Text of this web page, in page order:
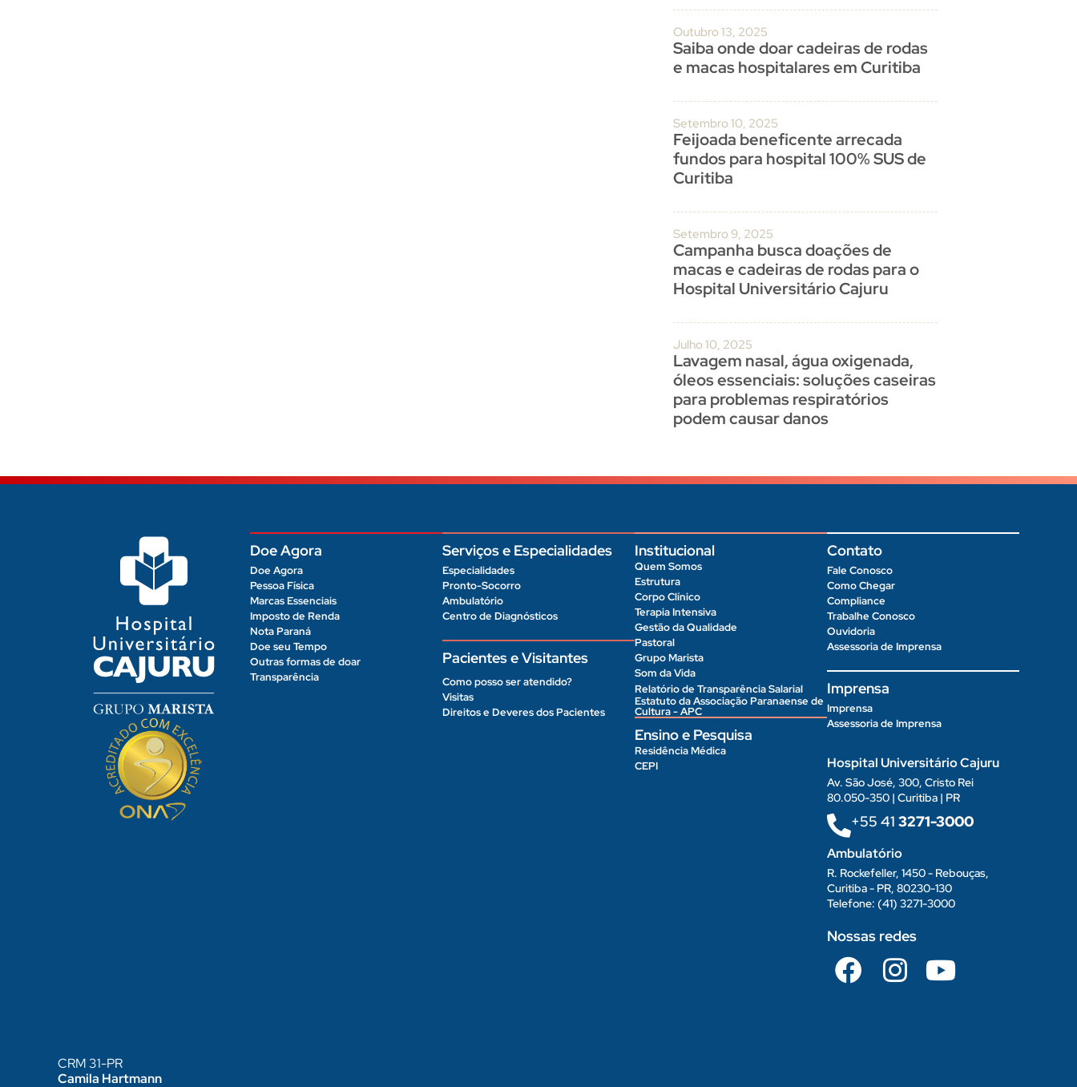
Outubro 13, 2025
Saiba onde doar cadeiras de rodas
e macas hospitalares em Curitiba
Setembro 10, 2025
Feijoada beneficente arrecada
fundos para hospital 100% SUS de
Curitiba
Setembro 9, 2025
Campanha busca doações de
macas e cadeiras de rodas para o
Hospital Universitário Cajuru
Julho 10, 2025
Lavagem nasal, água oxigenada,
óleos essenciais: soluções caseiras
para problemas respiratórios
podem causar danos
Doe Agora
Doe Agora
Pessoa Física
Marcas Essenciais
Imposto de Renda
Nota Paraná
Doe seu Tempo
Outras formas de doar
Transparência
Serviços e Especialidades
Especialidades
Pronto-Socorro
Ambulatório
Centro de Diagnósticos
Pacientes e Visitantes
Como posso ser atendido?
Visitas
Direitos e Deveres dos Pacientes
Institucional
Quem Somos
Estrutura
Corpo Clínico
Terapia Intensiva
Gestão da Qualidade
Pastoral
Grupo Marista
Som da Vida
Relatório de Transparência Salarial
Estatuto da Associação Paranaense de
Cultura - APC
Ensino e Pesquisa
Residência Médica
CEPI
Contato
Fale Conosco
Como Chegar
Compliance
Trabalhe Conosco
Ouvidoria
Assessoria de Imprensa
Imprensa
Imprensa
Assessoria de Imprensa
Hospital Universitário Cajuru
Av. São José, 300, Cristo Rei
80.050-350 | Curitiba | PR
+55 41 3271-3000
Ambulatório
R. Rockefeller, 1450 - Rebouças,
Curitiba - PR, 80230-130
Telefone: (41) 3271-3000
Nossas redes
CRM 31-PR
Camila Hartmann